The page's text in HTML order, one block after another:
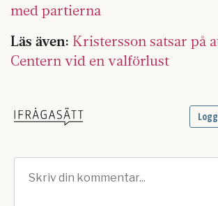
med partierna
Läs även: Kristersson satsar på
Centern vid en valförlust